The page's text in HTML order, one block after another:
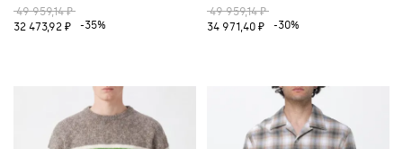
49 959,14 ₽
32 473,92 ₽
-35%
49 959,14 ₽
34 971,40 ₽
-30%